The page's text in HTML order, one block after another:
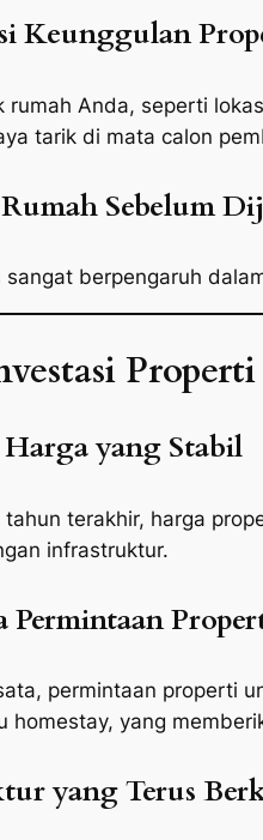
Keunggulan
rumah Anda, seperti
tarik di mata calon
Sebelum
sangat berpengaruh
yang Stabil
terakhir, harga
infrastruktur.
permintaan properti
homestay, yang
yang Terus